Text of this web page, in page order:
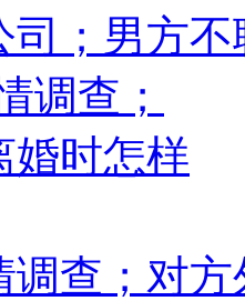
司；男方
调查；对